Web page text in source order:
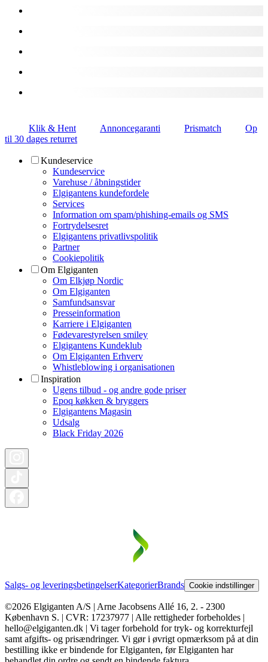
Klik & Hent Annoncegaranti Prismatch
Op
til 30 dages returret
Kundeservice
Kundeservice
Varehuse / åbningstider
Elgigantens kundefordele
Services
Information om spam/phishing-emails og SMS
Fortrydelsesret
Elgigantens privatlivspolitik
Partner
Cookiepolitik
Om Elgiganten
Om Elkjøp Nordic
Om Elgiganten
Samfundsansvar
Presseinformation
Karriere i Elgiganten
Fødevarestyrelsen smiley
Elgigantens Kundeklub
Om Elgiganten Erhverv
Whistleblowing i organisationen
Inspiration
Ugens tilbud - og andre gode priser
Epoq køkken & bryggers
Elgigantens Magasin
Udsalg
Black Friday 2026
Salgs- og leveringsbetingelserKategorierBrands Cookie indstillinger
©2026 Elgiganten A/S | Arne Jacobsens Allé 16, 2. - 2300
København S. | CVR: 17237977 | Alle rettigheder forbeholdes |
hello@elgiganten.dk | Vi tager forbehold for tryk- og korrekturfejl
samt afgifts- og prisændringer. Vi gør i øvrigt opmærksom på at din
bestilling ikke er bindende for Elgiganten, før Elgiganten har